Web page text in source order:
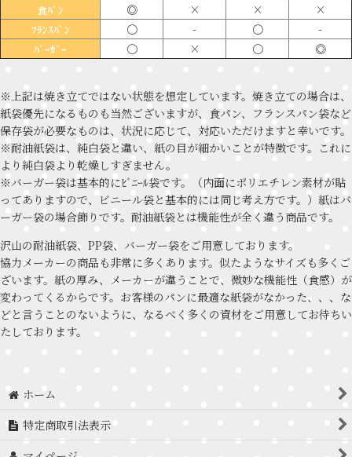
食ﾊﾟﾝ ◎ × × ×
ﾌﾗﾝｽﾊﾟﾝ 〇 - 〇 -
ﾊﾞｰｶﾞｰ 〇 × 〇 ◎
※上記は焼き立てではない状態を想定しています。焼き立ての場合は、
紙袋優先になるものも当然ございますが、食パン、フランスパン袋など
保存袋が必要なものは、状況に応じて、対応いただけますと幸いです。
※耐油紙袋は、純白袋と違い、紙の目が細かいことが特徴です。これに
より純白袋より乾燥しすぎません。
※バーガー袋は基本的にﾋﾞﾆｰﾙ袋です。（内面にポリエチレン素材が貼
ってありますので、ビニール袋と基本的には同じ考え方です。）紙はバ
ーガー袋の場合飾りです。耐油紙袋とは機能性が全く違う商品です。
沢山の耐油紙袋、PP袋、バーガー袋をご用意しております。
協力メーカーの商品も非常に多くあります。似たようなサイズも多くご
ざいます。紙の厚み、メーカーが違うことで、微妙な機能性（食感）が
変わってくるからです。お客様のパンに最適な紙袋がなかった、、、な
どと言うことのないように、なるべく多くの資材をご用意してお待ちい
たしております。
ホーム
特定商取引法表示